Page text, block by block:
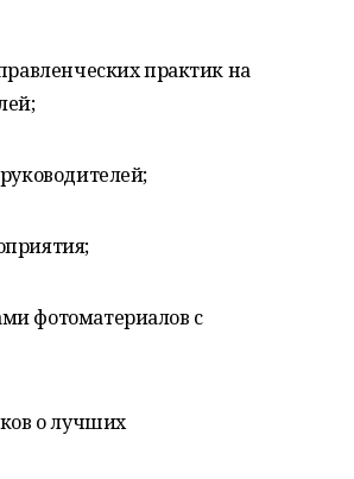
практик на
фотоматериалов с
о лучших